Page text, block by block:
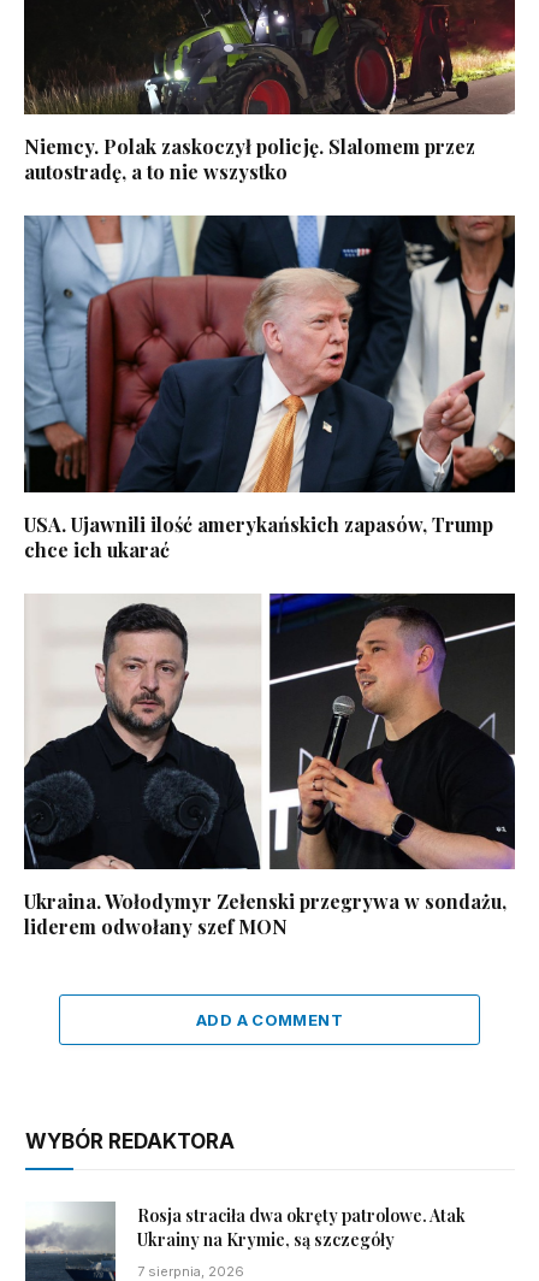
Niemcy. Polak zaskoczył policję. Slalomem przez
autostradę, a to nie wszystko
USA. Ujawnili ilość amerykańskich zapasów, Trump
chce ich ukarać
Ukraina. Wołodymyr Zełenski przegrywa w sondażu,
liderem odwołany szef MON
ADD A COMMENT
WYBÓR REDAKTORA
Rosja straciła dwa okręty patrolowe. Atak
Ukrainy na Krymie, są szczegóły
7 sierpnia, 2026